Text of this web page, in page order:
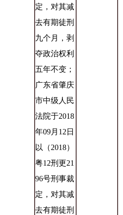
定，对其减
去有期徒刑
九个月，剥
夺政治权利
五年不变；
广东省肇庆
市中级人民
法院于2018
年09月12日
以（2018）
粤12刑更21
96号刑事裁
定，对其减
去有期徒刑